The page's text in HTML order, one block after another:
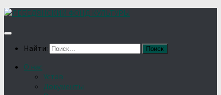
Найти:
О нас
Устав
Документы